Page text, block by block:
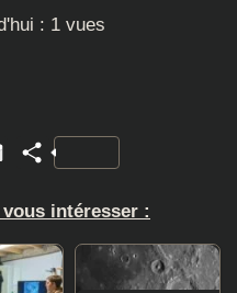
: 1 vues
GmailPartager
intéresser :